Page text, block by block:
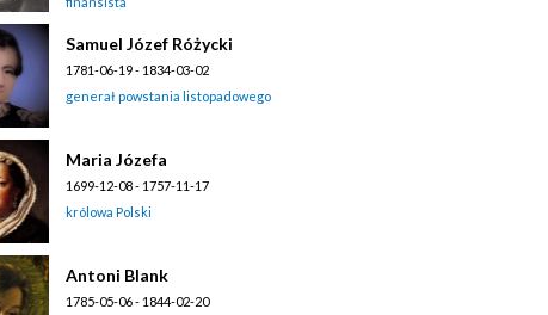
Samuel Józef Różycki
1781-06-19 - 1834-03-02
generał powstania listopadowego
Maria Józefa
1699-12-08 - 1757-11-17
królowa Polski
Antoni Blank
1785-05-06 - 1844-02-20